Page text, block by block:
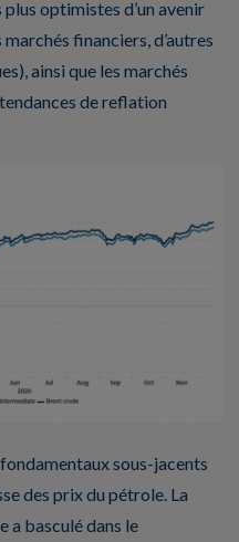
optimistes d’un avenir
financiers, d’autres
ainsi que les marchés
de reflation
sous-jacents
des prix du pétrole. La
a basculé dans le